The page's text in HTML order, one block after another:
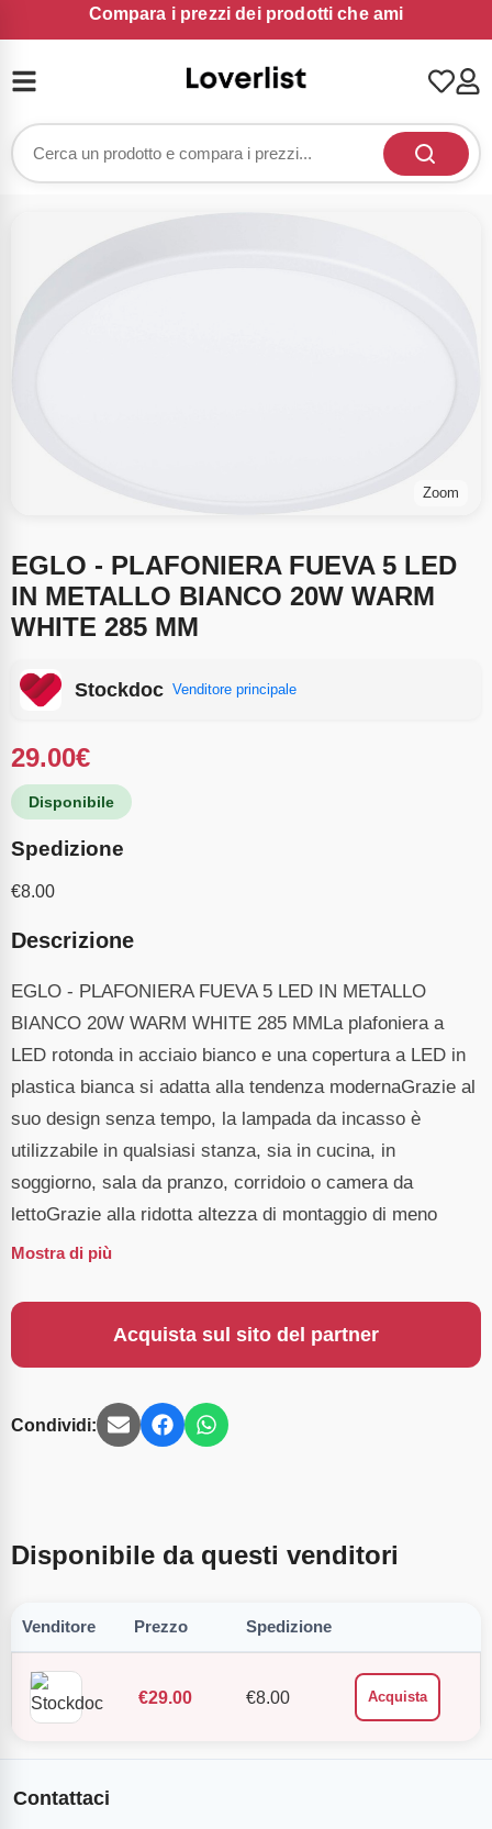
Compara i prezzi dei prodotti che ami
Zoom
EGLO - PLAFONIERA FUEVA 5 LED
IN METALLO BIANCO 20W WARM
WHITE 285 MM
Stockdoc Venditore principale
29.00€
Disponibile
Spedizione
€8.00
Descrizione
EGLO - PLAFONIERA FUEVA 5 LED IN METALLO
BIANCO 20W WARM WHITE 285 MMLa plafoniera a
LED rotonda in acciaio bianco e una copertura a LED in
plastica bianca si adatta alla tendenza modernaGrazie al
suo design senza tempo, la lampada da incasso è
utilizzabile in qualsiasi stanza, sia in cucina, in
soggiorno, sala da pranzo, corridoio o camera da
lettoGrazie alla ridotta altezza di montaggio di meno
Mostra di più
Acquista sul sito del partner
Condividi:
Disponibile da questi venditori
Venditore Prezzo Spedizione
€29.00 €8.00 Acquista
Contattaci